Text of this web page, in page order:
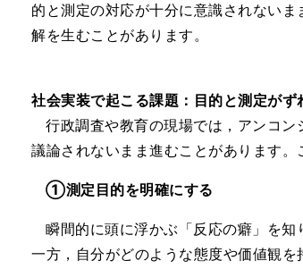
的と測定の対応が十分に意識されない
解を生むことがあります。
社会実装で起こる課題：目的と測定がず
行政調査や教育の現場では，アンコ
議論されないまま進むことがあります。
①測定目的を明確にする
瞬間的に頭に浮かぶ「反応の癖」を知
一方，自分がどのような態度や価値観